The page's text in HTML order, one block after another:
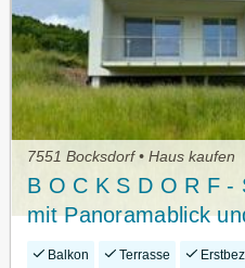
7551 Bocksdorf • Haus kaufen
B O C K S D O R F -
mit Panoramablick
Balkon Terrasse